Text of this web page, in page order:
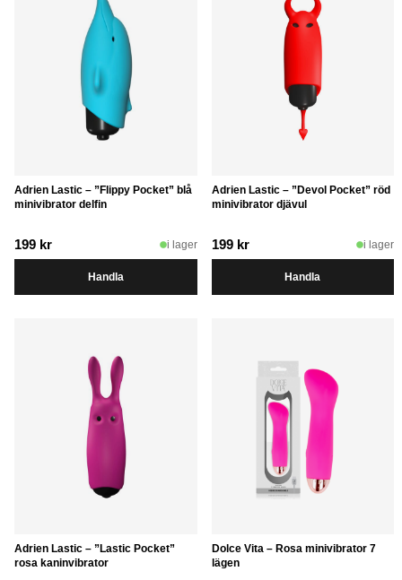
Adrien Lastic – ”Flippy Pocket” blå
minivibrator delfin
199 kr i lager
Handla
Adrien Lastic – ”Devol Pocket” röd
minivibrator djävul
199 kr i lager
Handla
Adrien Lastic – ”Lastic Pocket”
rosa kaninvibrator
Dolce Vita – Rosa minivibrator 7
lägen